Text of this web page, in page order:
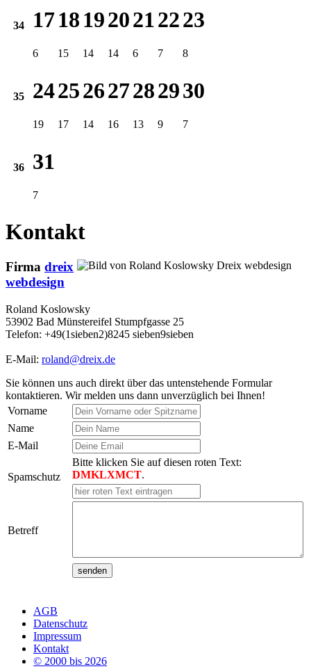
34 17
6
18
15
19
14
20
14
21
6
22
7
23
8
35 24
19
25
17
26
14
27
16
28
13
29
9
30
7
36 31
7
Kontakt
Firma dreix
webdesign
Roland Koslowsky
53902 Bad Münstereifel Stumpfgasse 25
Telefon: +49(1sieben2)8245 sieben9sieben
E-Mail: roland@dreix.de
Sie können uns auch direkt über das untenstehende Formular
kontaktieren. Wir melden uns dann unverzüglich bei Ihnen!
Vorname
Name
E-Mail
Spamschutz
Bitte klicken Sie auf diesen roten Text:
DMKLXMCT.
Betreff
AGB
Datenschutz
Impressum
Kontakt
© 2000 bis 2026